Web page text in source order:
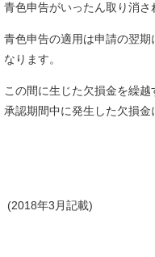
青色申告がいったん取り消さ
青色申告の適用は申請の翌
なります。
この間に生じた欠損金を繰
承認期間中に発生した欠損金
(2018年3月記載)